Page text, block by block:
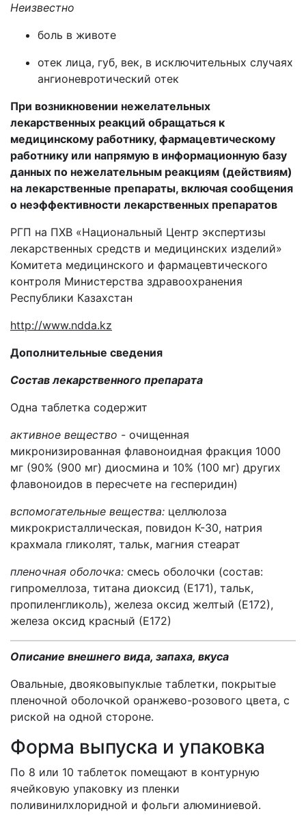
Неизвестно
боль в животе
отек лица, губ, век, в исключительных случаях
ангионевротический отек
При возникновении нежелательных
лекарственных реакций обращаться к
медицинскому работнику, фармацевтическому
работнику или напрямую в информационную базу
данных по нежелательным реакциям (действиям)
на лекарственные препараты, включая сообщения
о неэффективности лекарственных препаратов
РГП на ПХВ «Национальный Центр экспертизы
лекарственных средств и медицинских изделий»
Комитета медицинского и фармацевтического
контроля Министерства здравоохранения
Республики Казахстан
http://www.ndda.kz
Дополнительные сведения
Состав лекарственного препарата
Одна таблетка содержит
активное вещество - очищенная
микронизированная флавоноидная фракция 1000
мг (90% (900 мг) диосмина и 10% (100 мг) других
флавоноидов в пересчете на гесперидин)
вспомогательные вещества: целлюлоза
микрокристаллическая, повидон К-30, натрия
крахмала гликолят, тальк, магния стеарат
пленочная оболочка: смесь оболочки (состав:
гипромеллоза, титана диоксид (Е171), тальк,
пропиленгликоль), железа оксид желтый (Е172),
железа оксид красный (Е172)
Описание внешнего вида, запаха, вкуса
Овальные, двояковыпуклые таблетки, покрытые
пленочной оболочкой оранжево-розового цвета, с
риской на одной стороне.
Форма выпуска и упаковка
По 8 или 10 таблеток помещают в контурную
ячейковую упаковку из пленки
поливинилхлоридной и фольги алюминиевой.